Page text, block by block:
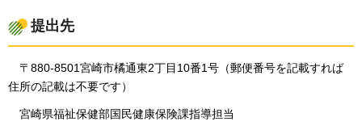
提出先
〒880-8501宮崎市橘通東2丁目10番1号（郵便番号を記載すれば
住所の記載は不要です）
宮崎県福祉保健部国民健康保険課指導担当